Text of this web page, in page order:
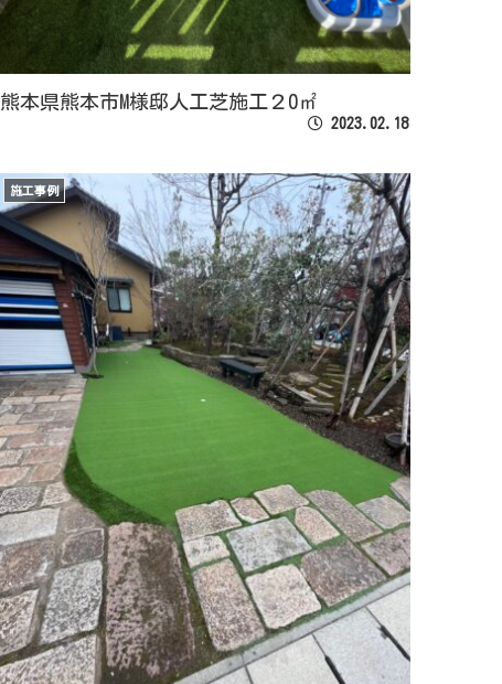
熊本県熊本市M様邸人工芝施工２0㎡
2023.02.18
施工事例